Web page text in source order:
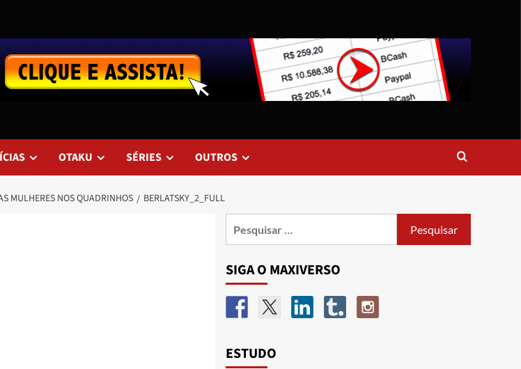
OTAKU SÉRIES OUTROS
MULHERES NOS QUADRINHOS BERLATSKY_2_FULL
SIGA O MAXIVERSO
ESTUDO